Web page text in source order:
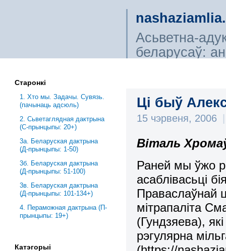
Асьветна-
беларусаў:
Ці быў
15 чэрвеня, 2006 |
Віталь
Раней мы ўжо
асаблівасьці
Праваслаўнай
мітрапаліта
(Гундзяева),
рэгулярна
Старонкі
1. Хто мы. Задачы. Сувязь.
(пачынаць адсюль)
2. Сьветаглядная дактрына
(С-прынцыпы: 20+)
3a. Беларуская дактрына
(Д-прынцыпы: 1-50)
3б. Беларуская дактрына
(Д-прынцыпы: 51-100)
3в. Беларуская дактрына
(Д-прынцыпы: 101-134+)
4. Пераможная дактрына (П-
прынцыпы: 19+)
Катэгорыі